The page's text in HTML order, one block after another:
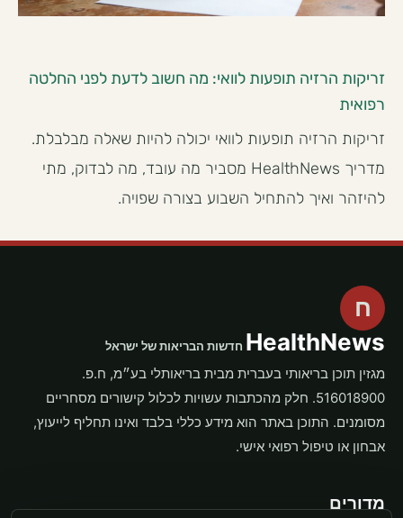
זריקות הרזיה תופעות לוואי: מה חשוב לדעת לפני החלטה
רפואית
זריקות הרזיה תופעות לוואי יכולה להיות שאלה מבלבלת.
מדריך HealthNews מסביר מה עובד, מה לבדוק, מתי
להיזהר ואיך להתחיל השבוע בצורה שפויה.
ח
HealthNews חדשות הבריאות של ישראל
מגזין תוכן בריאותי בעברית מבית בריאותלי בע״מ, ח.פ.
516018900. חלק מהכתבות עשויות לכלול קישורים מסחריים
מסומנים. התוכן באתר הוא מידע כללי בלבד ואינו תחליף לייעוץ,
אבחון או טיפול רפואי אישי.
מדורים